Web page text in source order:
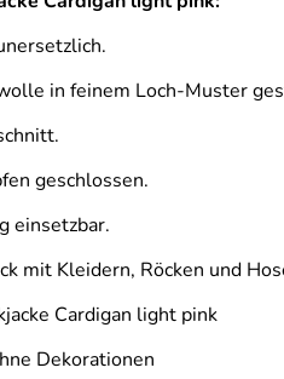
in feinem Loch-Muster
geschlossen.
einsetzbar.
mit Kleidern, Röcken und
Cardigan light pink
Dekorationen